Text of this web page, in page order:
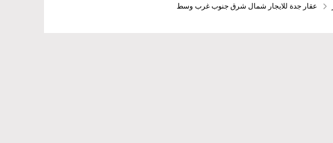
عقار جدة للايجار شمال شرق جنوب غرب وسط